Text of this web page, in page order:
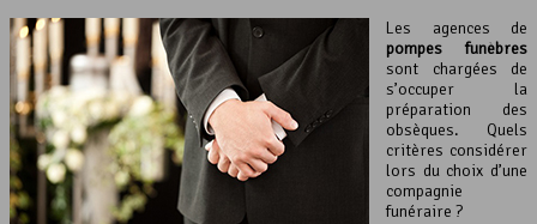
Les agences de
pompes funèbres
sont chargées de
s’occuper la
préparation des
obsèques. Quels
critères considérer
lors du choix d’une
compagnie
funéraire ?